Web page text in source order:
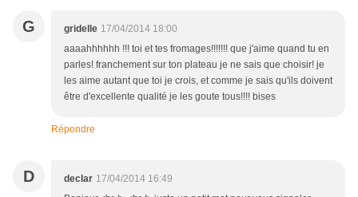
G gridelle 17/04/2014 18:00
aaaahhhhhh !!! toi et tes fromages!!!!!!! que j'aime quand tu en
parles! franchement sur ton plateau je ne sais que choisir! je
les aime autant que toi je crois, et comme je sais qu'ils doivent
être d'excellente qualité je les goute tous!!!! bises
Répondre
D declar 17/04/2014 16:49